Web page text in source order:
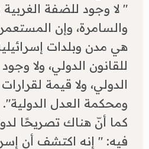
" لا وجود للضفة
والسامرة، وإن
هي مدن وبلدات
للقانون الدولي، ولا
الدولي، ولا قيمة
ومحكمة العدل الدولية".
كما أنّ هناك تصريحًا
فيه: " إنه اكتشف أن